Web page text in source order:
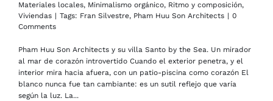
Materiales locales, Minimalismo orgánico, Ritmo y composición,
Viviendas | Tags: Fran Silvestre, Pham Huu Son Architects | 0
Comments
Pham Huu Son Architects y su villa Santo by the Sea. Un mirador
al mar de corazón introvertido Cuando el exterior penetra, y el
interior mira hacia afuera, con un patio-piscina como corazón El
blanco nunca fue tan cambiante: es un sutil reflejo que varía
según la luz. La...